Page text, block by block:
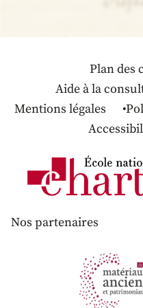
Plan des
Aide à la
Mentions légales
Nos partenaires